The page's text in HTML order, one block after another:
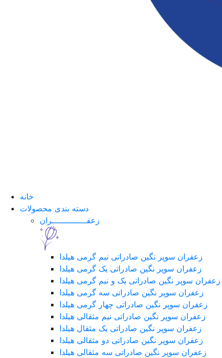
خانه
دسته بندی محصولات
زعفــــــــــــــران
زعفران سوپر نگین صادراتی نیم گرمی هیلدا
زعفران سوپر نگین صادراتی یک گرمی هیلدا
زعفران سوپر نگین صادراتی یک و نیم گرمی هیلدا
زعفران سوپر نگین صادراتی سه گرمی هیلدا
زعفران سوپر نگین صادراتی چهار گرمی هیلدا
زعفران سوپر نگین صادراتی نیم مثقالی هیلدا
زعفران سوپر نگین صادراتی یک مثقال هیلدا
زعفران سوپر نگین صادراتی دو مثقالی هیلدا
زعفران سوپر نگین صادراتی سه مثقالی هیلدا